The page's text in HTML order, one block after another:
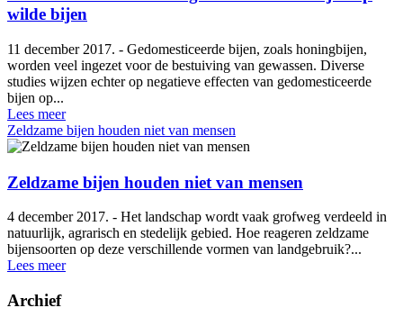
wilde bijen
11 december 2017. - Gedomesticeerde bijen, zoals honingbijen,
worden veel ingezet voor de bestuiving van gewassen. Diverse
studies wijzen echter op negatieve effecten van gedomesticeerde
bijen op...
Lees meer
Zeldzame bijen houden niet van mensen
Zeldzame bijen houden niet van mensen
4 december 2017. - Het landschap wordt vaak grofweg verdeeld in
natuurlijk, agrarisch en stedelijk gebied. Hoe reageren zeldzame
bijensoorten op deze verschillende vormen van landgebruik?...
Lees meer
Archief